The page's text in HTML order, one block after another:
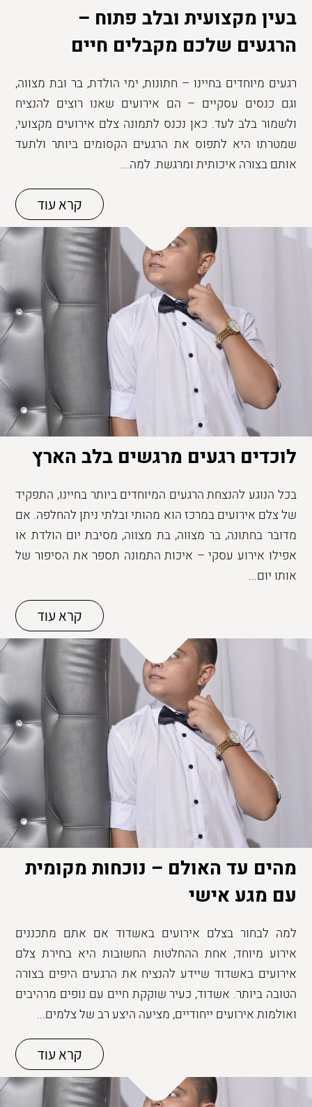
בעין מקצועית ובלב פתוח –
הרגעים שלכם מקבלים חיים
רגעים מיוחדים בחיינו – חתונות, ימי הולדת, בר ובת מצווה,
וגם כנסים עסקיים – הם אירועים שאנו רוצים להנציח
ולשמור בלב לעד. כאן נכנס לתמונה צלם אירועים מקצועי,
שמטרתו היא לתפוס את הרגעים הקסומים ביותר ולתעד
אותם בצורה איכותית ומרגשת. למה...
קרא עוד
לוכדים רגעים מרגשים בלב הארץ
בכל הנוגע להנצחת הרגעים המיוחדים ביותר בחיינו, התפקיד
של צלם אירועים במרכז הוא מהותי ובלתי ניתן להחלפה. אם
מדובר בחתונה, בר מצווה, בת מצווה, מסיבת יום הולדת או
אפילו אירוע עסקי – איכות התמונה תספר את הסיפור של
אותו יום...
קרא עוד
מהים עד האולם – נוכחות מקומית
עם מגע אישי
למה לבחור בצלם אירועים באשדוד אם אתם מתכננים
אירוע מיוחד, אחת ההחלטות החשובות היא בחירת צלם
אירועים באשדוד שיידע להנציח את הרגעים היפים בצורה
הטובה ביותר. אשדוד, כעיר שוקקת חיים עם נופים מרהיבים
ואולמות אירועים ייחודיים, מציעה היצע רב של צלמים...
קרא עוד